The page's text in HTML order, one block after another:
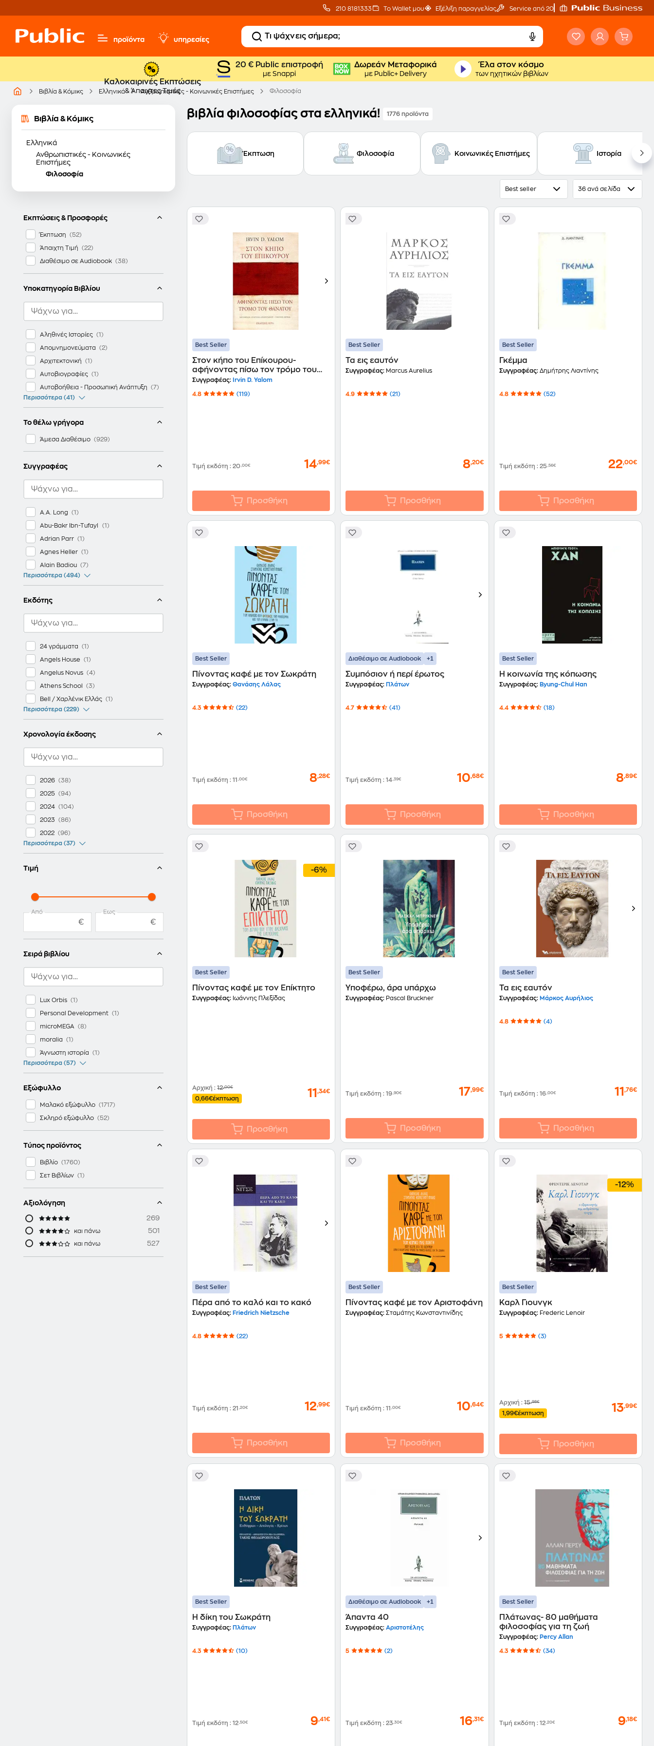
210 8181333 Το Wallet μου Εξέλιξη παραγγελίας Service από 20'
προϊόντα υπηρεσίες
Καλοκαιρινές Εκπτώσεις
& Άπαιχτες Τιμές
20 € Public επιστροφή
με Snappi
Δωρεάν Μεταφορικά
με Public+ Delivery
Έλα στον κόσμο
των ηχητικών βιβλίων
Βιβλία & Κόμικς Ελληνικά Ανθρωπιστικές - Κοινωνικές Επιστήμες Φιλοσοφία
Βιβλία & Κόμικς
Ελληνικά
Ανθρωπιστικές - Κοινωνικές
Επιστήμες
Φιλοσοφία
Εκπτώσεις & Προσφορές
Έκπτωση
Άπαιχτη Τιμή
Διαθέσιμο σε Audiobook
Υποκατηγορία Βιβλίου
Αληθινές Ιστορίες
Απομνημονεύματα
Αρχιτεκτονική
Αυτοβιογραφίες
Αυτοβοήθεια - Προσωπική Ανάπτυξη
Περισσότερα (41)
Το θέλω γρήγορα
Άμεσα Διαθέσιμο
Συγγραφέας
A.A. Long
Abu-Bakr Ibn-Tufayl
Adrian Parr
Agnes Heller
Alain Badiou
Περισσότερα (494)
Εκδότης
24 γράμματα
Angels House
Angelus Novus
Athens School
Bell / Χαρλένικ Ελλάς
Περισσότερα (229)
Χρονολογία έκδοσης
2026
2025
2024
2023
2022
Περισσότερα (37)
Τιμή
Από
€
Έως
€
Σειρά βιβλίου
Lux Orbis
Personal Development
microMEGA
moralia
Άγνωστη ιστορία
Περισσότερα (57)
Εξώφυλλο
Μαλακό εξώφυλλο
Σκληρό εξώφυλλο
Τύπος προϊόντος
Βιβλίο
Σετ Βιβλίων
Αξιολόγηση
269
και πάνω 501
και πάνω 527
βιβλία φιλοσοφίας στα ελληνικά! 1776 προϊόντα
Έκπτωση Φιλοσοφία Κοινωνικές Επιστήμες Ιστορία
Best seller 36 ανά σελίδα
Best Seller
Στον κήπο του Επίκουρου-
αφήνοντας πίσω τον τρόμο του
θανάτου
Συγγραφέας: Irvin D. Yalom
4.8 (119)
Τιμή εκδότη : 20,00€ 14,99€
Προσθήκη
Best Seller
Τα εις εαυτόν
Συγγραφέας: Marcus Aurelius
4.9 (21)
8,20€
Προσθήκη
Best Seller
Γκέμμα
Συγγραφέας:Δημήτρης Λιαντίνης
4.8 (52)
Τιμή εκδότη : 25,56€ 22,00€
Προσθήκη
Best Seller
Πίνοντας καφέ με τον Σωκράτη
Συγγραφέας: Θανάσης Λάλας
4.3 (22)
Τιμή εκδότη : 11,00€ 8,28€
Προσθήκη
Διαθέσιμο σε Audiobook +1
Συμπόσιον ή περί έρωτος
Συγγραφέας: Πλάτων
4.7 (41)
Τιμή εκδότη:14,39€ 10,68€
Προσθήκη
Best Seller
Η κοινωνία της κόπωσης
Συγγραφέας:Byung-Chul Han
4.4 (18)
8,89€
Προσθήκη
-6%
Best Seller
Πίνοντας καφέ με τον Επίκτητο
Συγγραφέας: Ιωάννης Πλεξίδας
Αρχική : 12,00€
0,66€έκπτωση 11,34€
Προσθήκη
Best Seller
Υποφέρω, άρα υπάρχω
Συγγραφέας: Pascal Bruckner
Τιμή εκδότη:19,90€ 17,99€
Προσθήκη
Best Seller
Τα εις εαυτόν
Συγγραφέας:Μάρκος Αυρήλιος
4.8 (4)
Τιμή εκδότη : 16,00€ 11 ,76€
Προσθήκη
Best Seller
Πέρα από το καλό και το κακό
Συγγραφέας: Friedrich Nietzsche
4.8 (22)
Τιμή εκδότη : 21,20€ 12,99€
Προσθήκη
Best Seller
Πίνοντας καφέ με τον Αριστοφάνη
Συγγραφέας: Σταμάτης Κωνσταντινίδης
Τιμή εκδότη:11,00€ 10,64€
Προσθήκη
-12%
Best Seller
Καρλ Γιουνγκ
Συγγραφέας:Frederic Lenoir
5 (3)
Αρχική :15,98€
1,99€έκπτωση 13,99€
Προσθήκη
Best Seller
Η δίκη του Σωκράτη
Συγγραφέας: Πλάτων
4.3 (10)
Τιμή εκδότη : 12,50€ 9,41€
Διαθέσιμο σε Audiobook +1
Άπαντα 40
Συγγραφέας: Αριστοτέλης
5 (2)
Τιμή εκδότη:23,30€ 16,31€
Best Seller
Πλάτωνας- 80 μαθήματα
φιλοσοφίας για τη ζωή
Συγγραφέας:Percy Allan
4.3 (34)
Τιμή εκδότη : 12,20€ 9,18€